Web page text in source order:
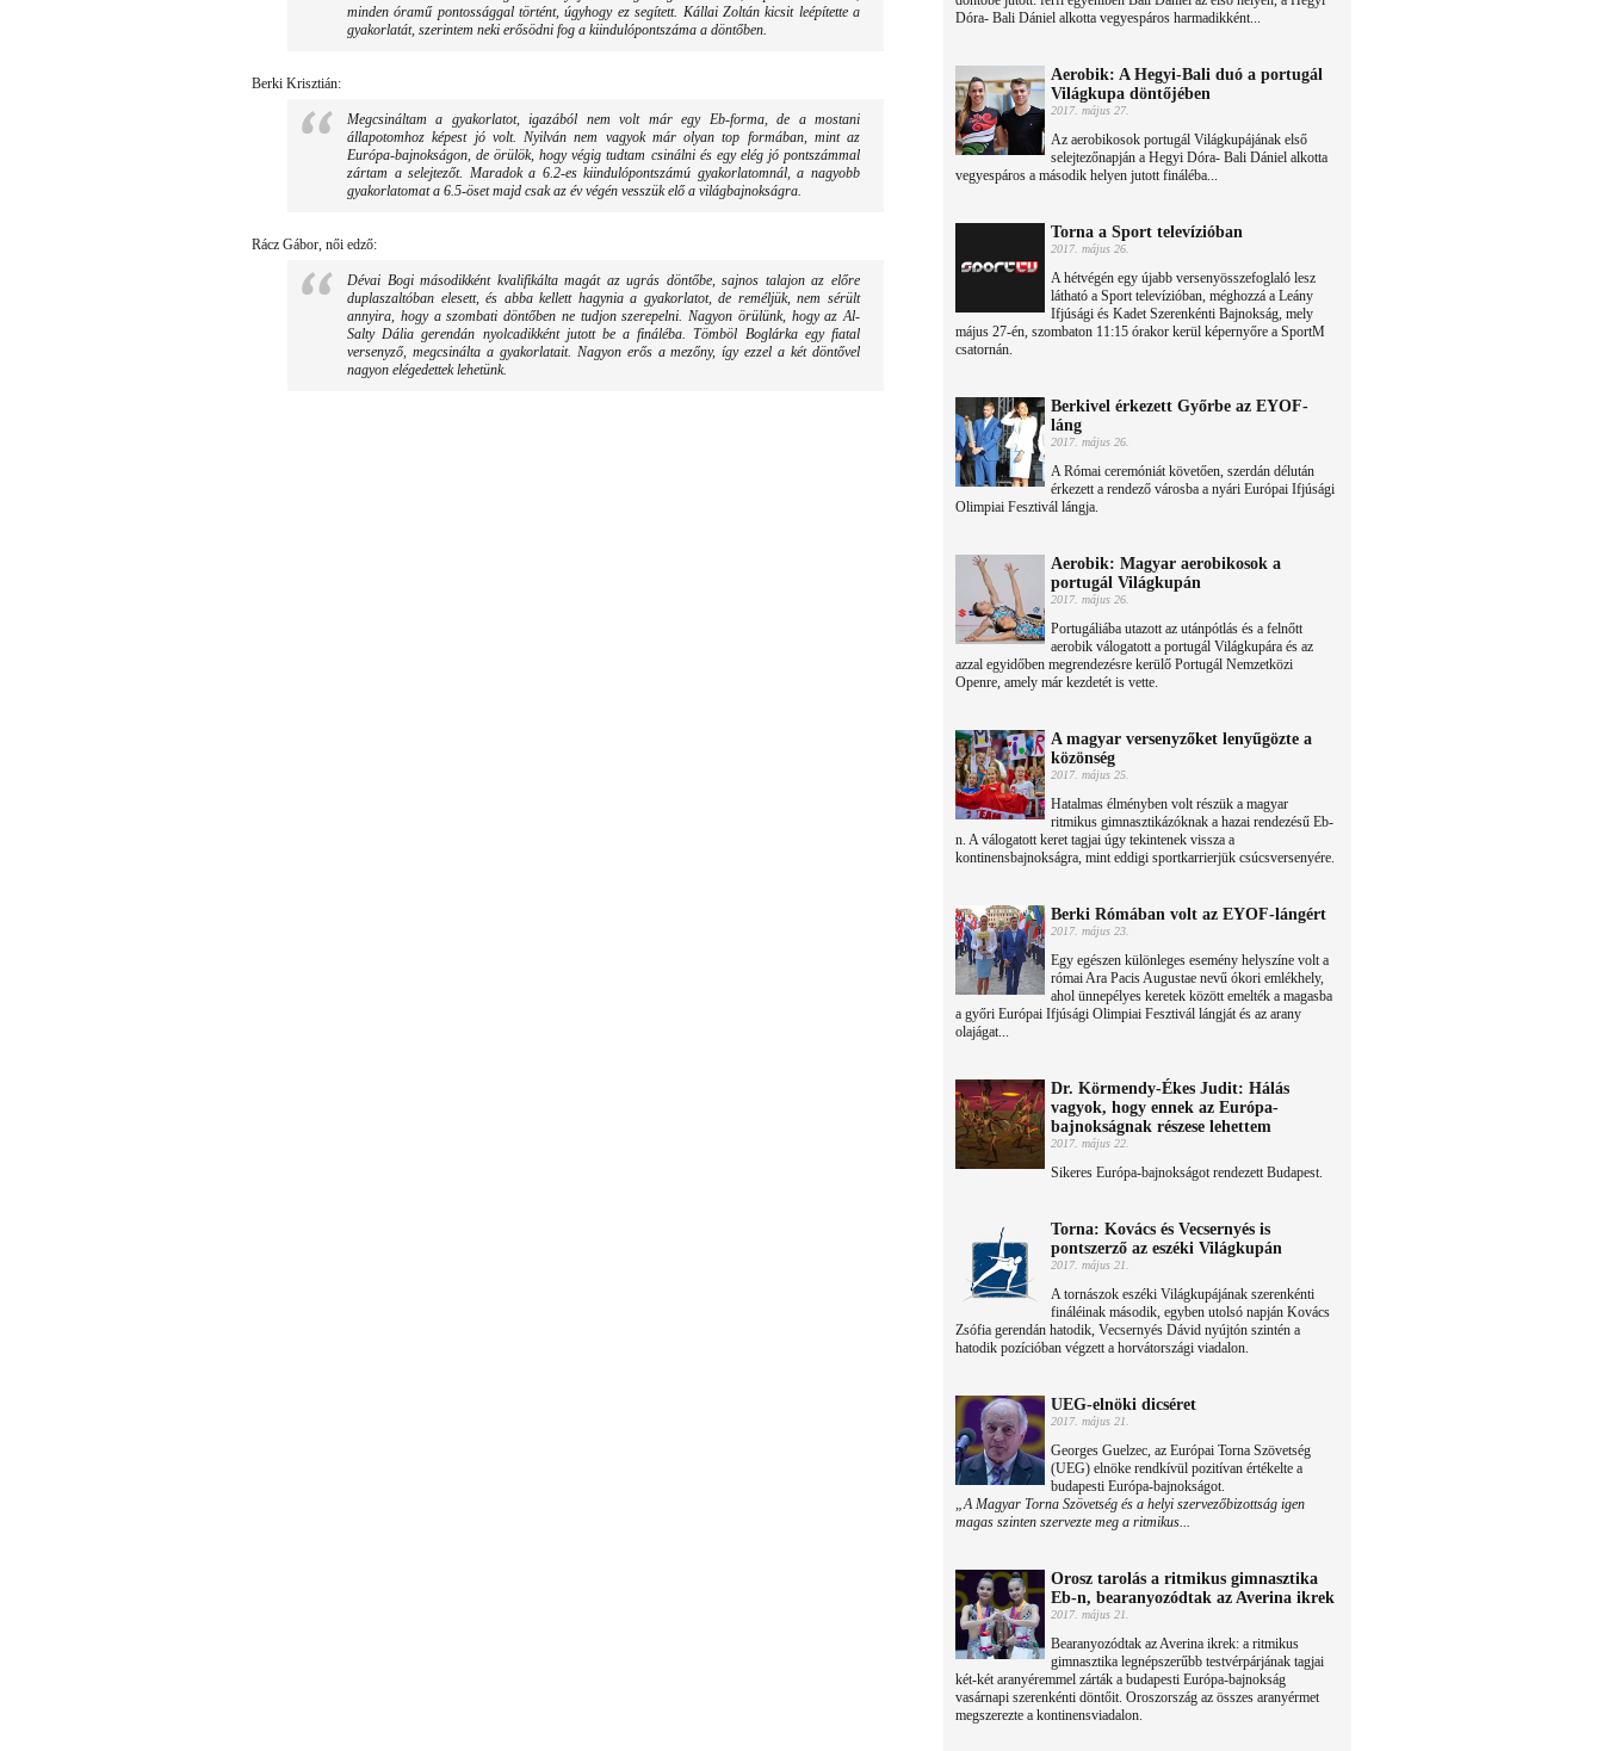
minden óramű pontossággal történt, úgyhogy ez segített. Kállai Zoltán kicsit leépítette a
gyakorlatát, szerintem neki erősödni fog a kiindulópontszáma a döntőben.
Berki Krisztián:
Megcsináltam a gyakorlatot, igazából nem volt már egy Eb-forma, de a mostani
állapotomhoz képest jó volt. Nyilván nem vagyok már olyan top formában, mint az
Európa-bajnokságon, de örülök, hogy végig tudtam csinálni és egy elég jó pontszámmal
zártam a selejtezőt. Maradok a 6.2-es kiindulópontszámú gyakorlatomnál, a nagyobb
gyakorlatomat a 6.5-öset majd csak az év végén vesszük elő a világbajnokságra.
Rácz Gábor, női edző:
Dévai Bogi másodikként kvalifikálta magát az ugrás döntőbe, sajnos talajon az előre
duplaszaltóban elesett, és abba kellett hagynia a gyakorlatot, de reméljük, nem sérült
annyira, hogy a szombati döntőben ne tudjon szerepelni. Nagyon örülünk, hogy az Al-
Salty Dália gerendán nyolcadikként jutott be a fináléba. Tömböl Boglárka egy fiatal
versenyző, megcsinálta a gyakorlatait. Nagyon erős a mezőny, így ezzel a két döntővel
nagyon elégedettek lehetünk.
Dóra- Bali Dániel alkotta vegyespáros harmadikként...
Aerobik: A Hegyi-Bali duó a portugál
Világkupa döntőjében
2017. május 27.
Az aerobikosok portugál Világkupájának első
selejtezőnapján a Hegyi Dóra- Bali Dániel alkotta
vegyespáros a második helyen jutott fináléba...
Torna a Sport televízióban
2017. május 26.
A hétvégén egy újabb versenyösszefoglaló lesz
látható a Sport televízióban, méghozzá a Leány
Ifjúsági és Kadet Szerenkénti Bajnokság, mely
május 27-én, szombaton 11:15 órakor kerül képernyőre a SportM
csatornán.
Berkivel érkezett Győrbe az EYOF-
láng
2017. május 26.
A Római ceremóniát követően, szerdán délután
érkezett a rendező városba a nyári Európai Ifjúsági
Olimpiai Fesztivál lángja.
Aerobik: Magyar aerobikosok a
portugál Világkupán
2017. május 26.
Portugáliába utazott az utánpótlás és a felnőtt
aerobik válogatott a portugál Világkupára és az
azzal egyidőben megrendezésre kerülő Portugál Nemzetközi
Openre, amely már kezdetét is vette.
A magyar versenyzőket lenyűgözte a
közönség
2017. május 25.
Hatalmas élményben volt részük a magyar
ritmikus gimnasztikázóknak a hazai rendezésű Eb-
n. A válogatott keret tagjai úgy tekintenek vissza a
kontinensbajnokságra, mint eddigi sportkarrierjük csúcsversenyére.
Berki Rómában volt az EYOF-lángért
2017. május 23.
Egy egészen különleges esemény helyszíne volt a
római Ara Pacis Augustae nevű ókori emlékhely,
ahol ünnepélyes keretek között emelték a magasba
a győri Európai Ifjúsági Olimpiai Fesztivál lángját és az arany
olajágat...
Dr. Körmendy-Ékes Judit: Hálás
vagyok, hogy ennek az Európa-
bajnokságnak részese lehettem
2017. május 22.
Sikeres Európa-bajnokságot rendezett Budapest.
Torna: Kovács és Vecsernyés is
pontszerző az eszéki Világkupán
2017. május 21.
A tornászok eszéki Világkupájának szerenkénti
fináléinak második, egyben utolsó napján Kovács
Zsófia gerendán hatodik, Vecsernyés Dávid nyújtón szintén a
hatodik pozícióban végzett a horvátországi viadalon.
UEG-elnöki dicséret
2017. május 21.
Georges Guelzec, az Európai Torna Szövetség
(UEG) elnöke rendkívül pozitívan értékelte a
budapesti Európa-bajnokságot.
„A Magyar Torna Szövetség és a helyi szervezőbizottság igen
magas szinten szervezte meg a ritmikus...
Orosz tarolás a ritmikus gimnasztika
Eb-n, bearanyozódtak az Averina ikrek
2017. május 21.
Bearanyozódtak az Averina ikrek: a ritmikus
gimnasztika legnépszerűbb testvérpárjának tagjai
két-két aranyéremmel zárták a budapesti Európa-bajnokság
vasárnapi szerenkénti döntőit. Oroszország az összes aranyérmet
megszerezte a kontinensviadalon.